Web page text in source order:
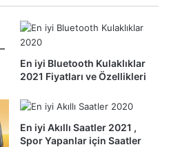
En iyi Bluetooth Kulaklıklar
2021 Fiyatları ve Özellikleri
En iyi Akıllı Saatler 2021 ,
Spor Yapanlar için Saatler